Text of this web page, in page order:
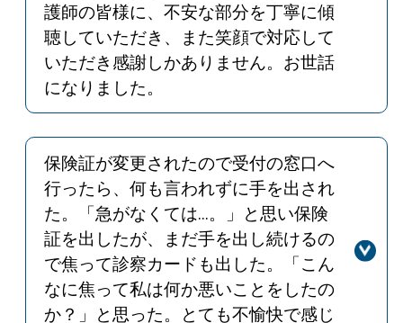
護師の皆様に、不安な部分を丁寧に傾
聴していただき、また笑顔で対応して
いただき感謝しかありません。お世話
になりました。
回答
ありがとうございます。今後もスタッ
フ一同、皆様が安心して過ごすことの
できるよう努めさせていただきます。
保険証が変更されたので受付の窓口へ
行ったら、何も言われずに手を出され
た。「急がなくては...。」と思い保険
証を出したが、まだ手を出し続けるの
で焦って診察カードも出した。「こん
なに焦って私は何か悪いことをしたの
か？」と思った。とても不愉快で感じ